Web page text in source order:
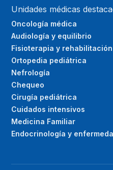
Unidades médicas
Oncología médica
Audiología y equilibrio
Fisioterapia y
Ortopedia pediátrica
Nefrología
Chequeo
Cirugía pediátrica
Cuidados intensivos
Medicina Familiar
Endocrinología y